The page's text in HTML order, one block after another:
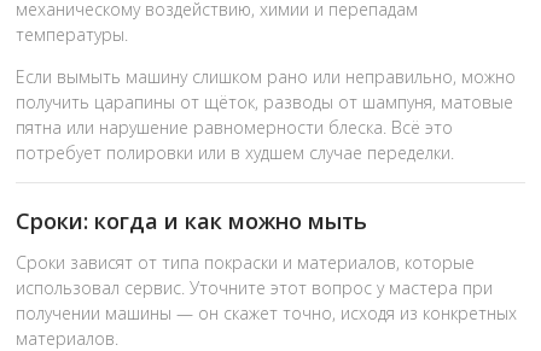
механическому воздействию, химии и перепадам
температуры.
Если вымыть машину слишком рано или неправильно, можно
получить царапины от щёток, разводы от шампуня, матовые
пятна или нарушение равномерности блеска. Всё это
потребует полировки или в худшем случае переделки.
Сроки: когда и как можно мыть
Сроки зависят от типа покраски и материалов, которые
использовал сервис. Уточните этот вопрос у мастера при
получении машины — он скажет точно, исходя из конкретных
материалов.